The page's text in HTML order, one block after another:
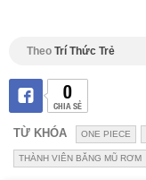
Theo Trí Thức Trẻ
0
CHIA SẺ
TỪ KHÓA ONE PIECE
THÀNH VIÊN BĂNG MŨ RƠM